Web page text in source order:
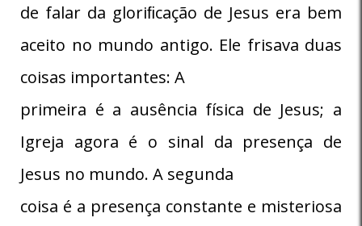
de falar da gloriﬁcação de Jesus era bem
aceito no mundo antigo. Ele frisava duas
coisas importantes: A
primeira é a ausência física de Jesus; a
Igreja agora é o sinal da presença de
Jesus no mundo. A segunda
coisa é a presença constante e misteriosa